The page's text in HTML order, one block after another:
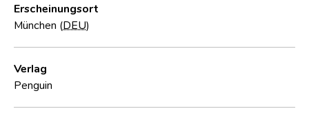
Erscheinungsort
München (DEU)
Verlag
Penguin